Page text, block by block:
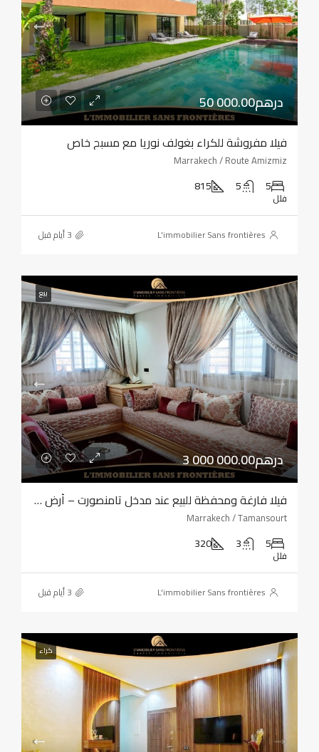
50 000.00درهم
فيلا مفروشة للكراء بغولف نوريا مع مسبح خاص
Marrakech / Route Amizmiz
5
5
815
فلل
L'immobilier Sans frontières
بيع
3 000 000.00درهم
فيلا فارغة ومحفظة للبيع عند مدخل تامنصورت – أرض بمساحة 320 مترًا مربعًا – أربع واجهات
Marrakech / Tamansourt
5
3
320
فلل
L'immobilier Sans frontières
كراء